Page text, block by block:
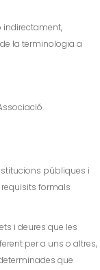
indirectament,
la terminologia a
públiques i
formals
i deures que les
per a uns o altres,
que